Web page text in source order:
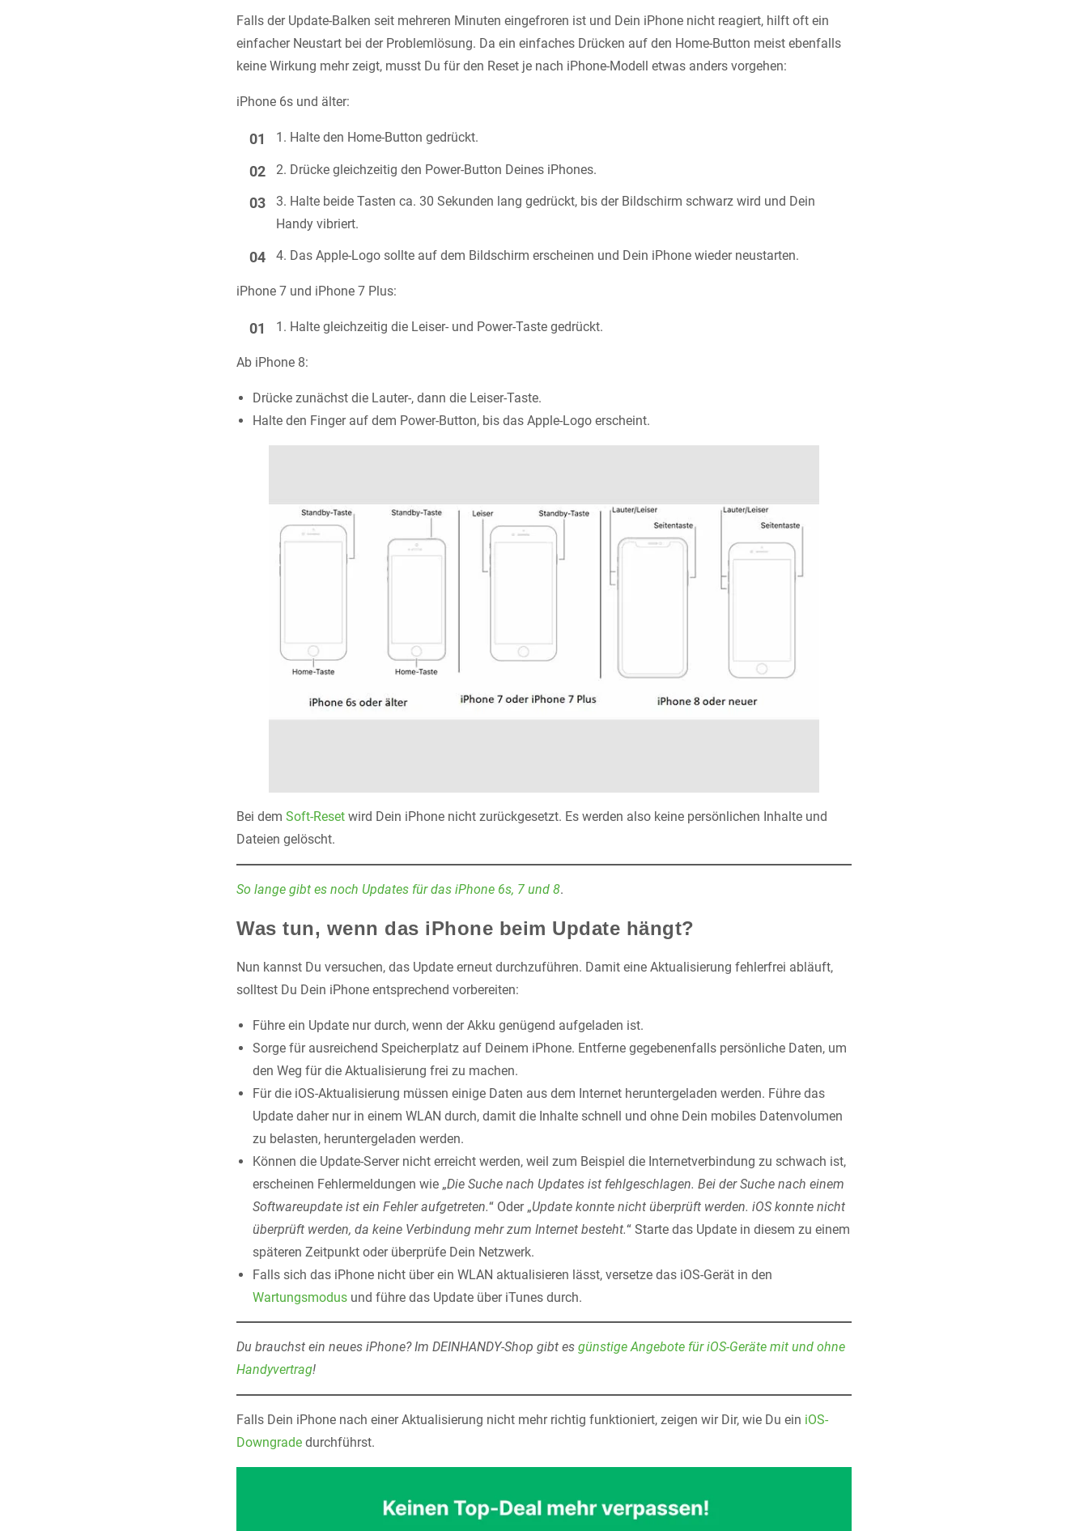
Falls der Update-Balken seit mehreren Minuten eingefroren ist und Dein iPhone nicht reagiert, hilft oft ein
einfacher Neustart bei der Problemlösung. Da ein einfaches Drücken auf den Home-Button meist ebenfalls
keine Wirkung mehr zeigt, musst Du für den Reset je nach iPhone-Modell etwas anders vorgehen:
iPhone 6s und älter:
Halte den Home-Button gedrückt.
Drücke gleichzeitig den Power-Button Deines iPhones.
Halte beide Tasten ca. 30 Sekunden lang gedrückt, bis der Bildschirm schwarz wird und Dein
Handy vibriert.
Das Apple-Logo sollte auf dem Bildschirm erscheinen und Dein iPhone wieder neustarten.
iPhone 7 und iPhone 7 Plus:
Halte gleichzeitig die Leiser- und Power-Taste gedrückt.
Ab iPhone 8:
Drücke zunächst die Lauter-, dann die Leiser-Taste.
Halte den Finger auf dem Power-Button, bis das Apple-Logo erscheint.
Bei dem Soft-Reset wird Dein iPhone nicht zurückgesetzt. Es werden also keine persönlichen Inhalte und
Dateien gelöscht.
So lange gibt es noch Updates für das iPhone 6s, 7 und 8.
Was tun, wenn das iPhone beim Update hängt?
Nun kannst Du versuchen, das Update erneut durchzuführen. Damit eine Aktualisierung fehlerfrei abläuft,
solltest Du Dein iPhone entsprechend vorbereiten:
Führe ein Update nur durch, wenn der Akku genügend aufgeladen ist.
Sorge für ausreichend Speicherplatz auf Deinem iPhone. Entferne gegebenenfalls persönliche Daten, um
den Weg für die Aktualisierung frei zu machen.
Für die iOS-Aktualisierung müssen einige Daten aus dem Internet heruntergeladen werden. Führe das
Update daher nur in einem WLAN durch, damit die Inhalte schnell und ohne Dein mobiles Datenvolumen
zu belasten, heruntergeladen werden.
Können die Update-Server nicht erreicht werden, weil zum Beispiel die Internetverbindung zu schwach ist,
erscheinen Fehlermeldungen wie „Die Suche nach Updates ist fehlgeschlagen. Bei der Suche nach einem
Softwareupdate ist ein Fehler aufgetreten.“ Oder „Update konnte nicht überprüft werden. iOS konnte nicht
überprüft werden, da keine Verbindung mehr zum Internet besteht.“ Starte das Update in diesem zu einem
späteren Zeitpunkt oder überprüfe Dein Netzwerk.
Falls sich das iPhone nicht über ein WLAN aktualisieren lässt, versetze das iOS-Gerät in den
Wartungsmodus und führe das Update über iTunes durch.
Du brauchst ein neues iPhone? Im DEINHANDY-Shop gibt es günstige Angebote für iOS-Geräte mit und ohne
Handyvertrag!
Falls Dein iPhone nach einer Aktualisierung nicht mehr richtig funktioniert, zeigen wir Dir, wie Du ein iOS-
Downgrade durchführst.